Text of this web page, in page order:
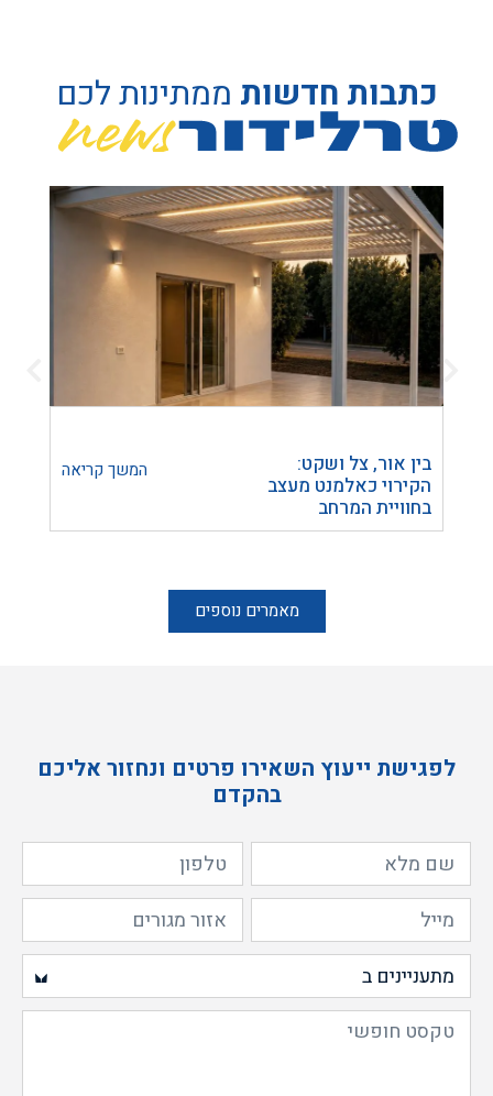
כתבות חדשות ממתינות לכם
בין אור, צל ושקט:
הקירוי כאלמנט מעצב
בחוויית המרחב
המשך קריאה
מאמרים נוספים
לפגישת ייעוץ השאירו פרטים ונחזור אליכם
בהקדם